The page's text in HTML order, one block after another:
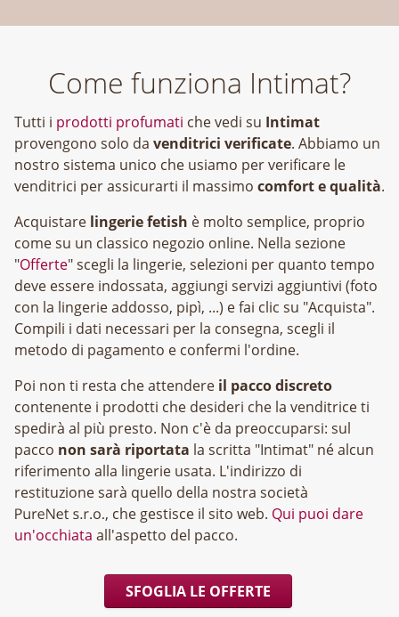
Come funziona Intimat?
Tutti i prodotti profumati che vedi su Intimat
provengono solo da venditrici verificate. Abbiamo un
nostro sistema unico che usiamo per verificare le
venditrici per assicurarti il massimo comfort e qualità.
Acquistare lingerie fetish è molto semplice, proprio
come su un classico negozio online. Nella sezione
"Offerte" scegli la lingerie, selezioni per quanto tempo
deve essere indossata, aggiungi servizi aggiuntivi (foto
con la lingerie addosso, pipì, ...) e fai clic su "Acquista".
Compili i dati necessari per la consegna, scegli il
metodo di pagamento e confermi l'ordine.
Poi non ti resta che attendere il pacco discreto
contenente i prodotti che desideri che la venditrice ti
spedirà al più presto. Non c'è da preoccuparsi: sul
pacco non sarà riportata la scritta "Intimat" né alcun
riferimento alla lingerie usata. L'indirizzo di
restituzione sarà quello della nostra società
, che gestisce il sito web. Qui puoi dare
un'occhiata all'aspetto del pacco.
SFOGLIA LE OFFERTE